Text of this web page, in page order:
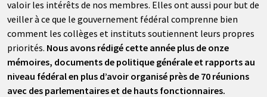
valoir les intérêts de nos membres. Elles ont aussi pour but de
veiller à ce que le gouvernement fédéral comprenne bien
comment les collèges et instituts soutiennent leurs propres
priorités. Nous avons rédigé cette année plus de onze
mémoires, documents de politique générale et rapports au
niveau fédéral en plus d’avoir organisé près de 70 réunions
avec des parlementaires et de hauts fonctionnaires.